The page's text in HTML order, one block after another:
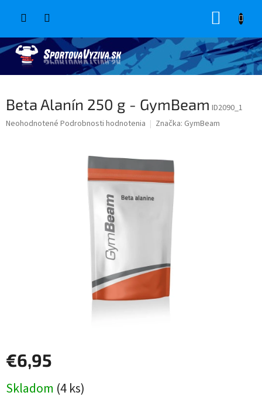
Beta Alanín 250 g - GymBeam ID2090_1
Priemerné
Neohodnotené Podrobnosti hodnotenia Značka: GymBeam
€6,95
cena:
Skladom (4 ks)